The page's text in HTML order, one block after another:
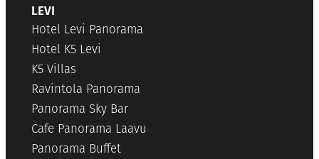
LEVI
Hotel Levi Panorama
Hotel K5 Levi
K5 Villas
Ravintola Panorama
Panorama Sky Bar
Cafe Panorama Laavu
Panorama Buffet